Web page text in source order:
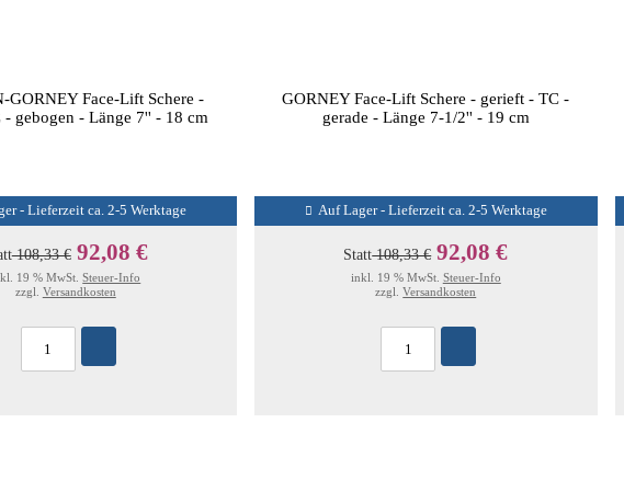
GORNEY Face-Lift Schere -
gebogen - Länge 7'' - 18 cm
- Lieferzeit ca. 2-5 Werktage
108,33 € 92,08 €
19 % MwSt.Steuer-Info
zzgl. Versandkosten
GORNEY Face-Lift Schere - gerieft - TC -
gerade - Länge 7-1/2'' - 19 cm
Auf Lager - Lieferzeit ca. 2-5 Werktage
Statt108,33 € 92,08 €
inkl. 19 % MwSt. Steuer-Info
zzgl.Versandkosten